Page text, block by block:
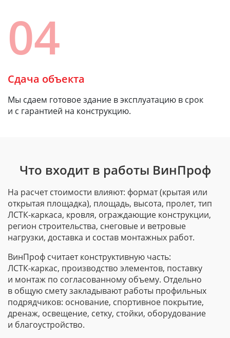
04
Сдача объекта
Мы сдаем готовое здание в эксплуатацию в срок
и с гарантией на конструкцию.
Что входит в работы ВинПроф
На расчет стоимости влияют: формат (крытая или
открытая площадка), площадь, высота, пролет, тип
ЛСТК-каркаса, кровля, ограждающие конструкции,
регион строительства, снеговые и ветровые
нагрузки, доставка и состав монтажных работ.
ВинПроф считает конструктивную часть:
ЛСТК-каркас, производство элементов, поставку
и монтаж по согласованному объему. Отдельно
в общую смету закладывают работы профильных
подрядчиков: основание, спортивное покрытие,
дренаж, освещение, сетку, стойки, оборудование
и благоустройство.